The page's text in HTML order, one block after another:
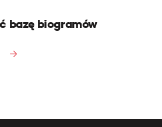
bazę biogramów